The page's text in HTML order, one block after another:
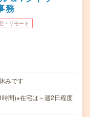
務
・リモート
みです
間)※在宅は～週2日程度